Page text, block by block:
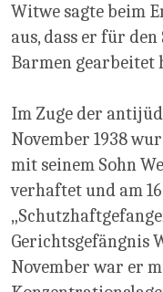
Witwe sagte beim
aus, dass er für
Barmen gearbeitet
Im Zuge der
November 1938
mit seinem Sohn
verhaftet und am
Gerichtsgefängnis
November war er